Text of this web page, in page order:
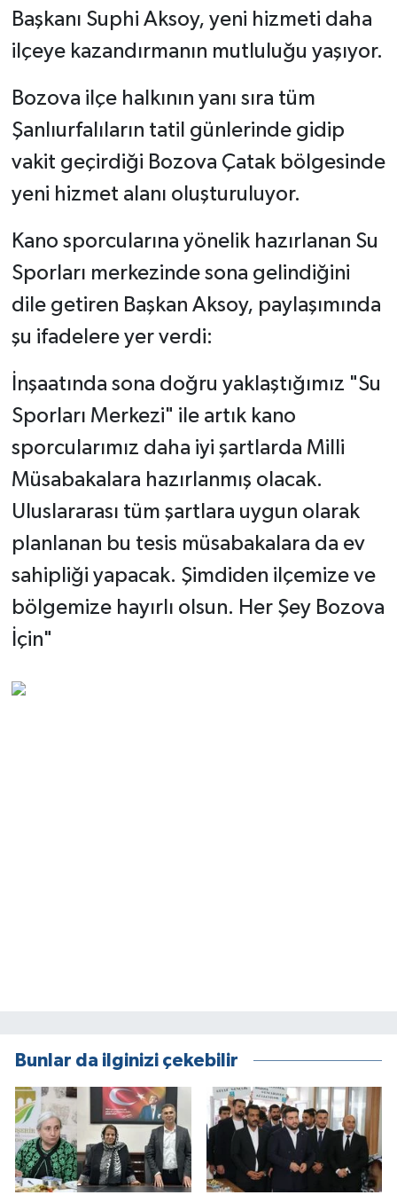
Başkanı Suphi Aksoy, yeni hizmeti daha
ilçeye kazandırmanın mutluluğu yaşıyor.
Bozova ilçe halkının yanı sıra tüm
Şanlıurfalıların tatil günlerinde gidip
vakit geçirdiği Bozova Çatak bölgesinde
yeni hizmet alanı oluşturuluyor.
Kano sporcularına yönelik hazırlanan Su
Sporları merkezinde sona gelindiğini
dile getiren Başkan Aksoy, paylaşımında
şu ifadelere yer verdi:
İnşaatında sona doğru yaklaştığımız "Su
Sporları Merkezi" ile artık kano
sporcularımız daha iyi şartlarda Milli
Müsabakalara hazırlanmış olacak.
Uluslararası tüm şartlara uygun olarak
planlanan bu tesis müsabakalara da ev
sahipliği yapacak. Şimdiden ilçemize ve
bölgemize hayırlı olsun. H er Şey Bozova
İçin"
Bunlar da ilginizi çekebilir